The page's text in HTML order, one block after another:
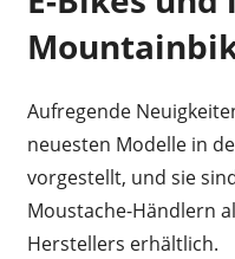
Aufregende
neuesten Modelle in
vorgestellt, und sie
Moustache-Händlern
Herstellers erhältlich.